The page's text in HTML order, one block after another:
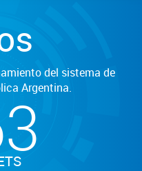
del sistema de
Argentina.